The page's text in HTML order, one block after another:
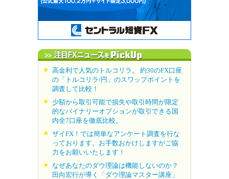
高金利で人気のトルコリラ。 約30のFX口座
の「トルコリラ/円」のスワップポイントを
調査して比較！
少額から取引可能で損失や取引時間が限定
的なバイナリーオプションが取引できる国
内全7口座を徹底比較。
ザイFX！では簡単なアンケート調査を行な
っております。お手数おかけしますがご協
力をお願いいたします！
なぜあなたのダウ理論は機能しないのか？
田向宏行が導く「ダウ理論マスター講座」